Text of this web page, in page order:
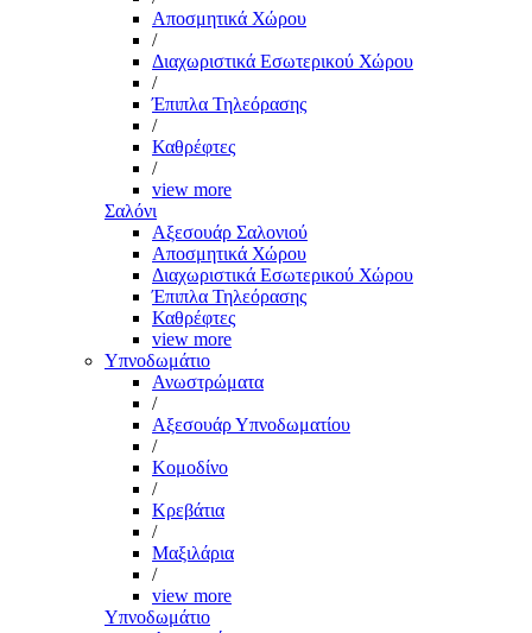
Αποσμητικά Χώρου
/
Διαχωριστικά Εσωτερικού Χώρου
/
Έπιπλα Τηλεόρασης
/
Καθρέφτες
/
view more
Σαλόνι
Αξεσουάρ Σαλονιού
Αποσμητικά Χώρου
Διαχωριστικά Εσωτερικού Χώρου
Έπιπλα Τηλεόρασης
Καθρέφτες
view more
Υπνοδωμάτιο
Ανωστρώματα
/
Αξεσουάρ Υπνοδωματίου
/
Κομοδίνο
/
Κρεβάτια
/
Μαξιλάρια
/
view more
Υπνοδωμάτιο